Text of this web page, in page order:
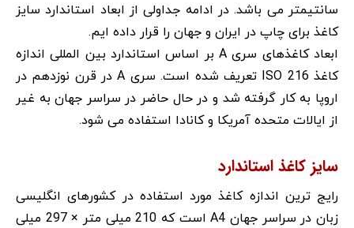
سانتیمتر می باشد. در ادامه جداولی از ابعاد استاندارد سایز
کاغذ برای چاپ در ایران و جهان را قرار داده ایم.
ابعاد کاغذهای سری A بر اساس استاندارد بین المللی اندازه
کاغذ ISO 216 تعریف شده است. سری A در قرن نوزدهم در
اروپا به کار گرفته شد و در حال حاضر در سراسر جهان به غیر
از ایالات متحده آمریکا و کانادا استفاده می شود.
سایز کاغذ استاندارد
رایج ترین اندازه کاغذ مورد استفاده در کشورهای انگلیسی
زبان در سراسر جهان A4 است که 210 میلی متر × 297 میلی